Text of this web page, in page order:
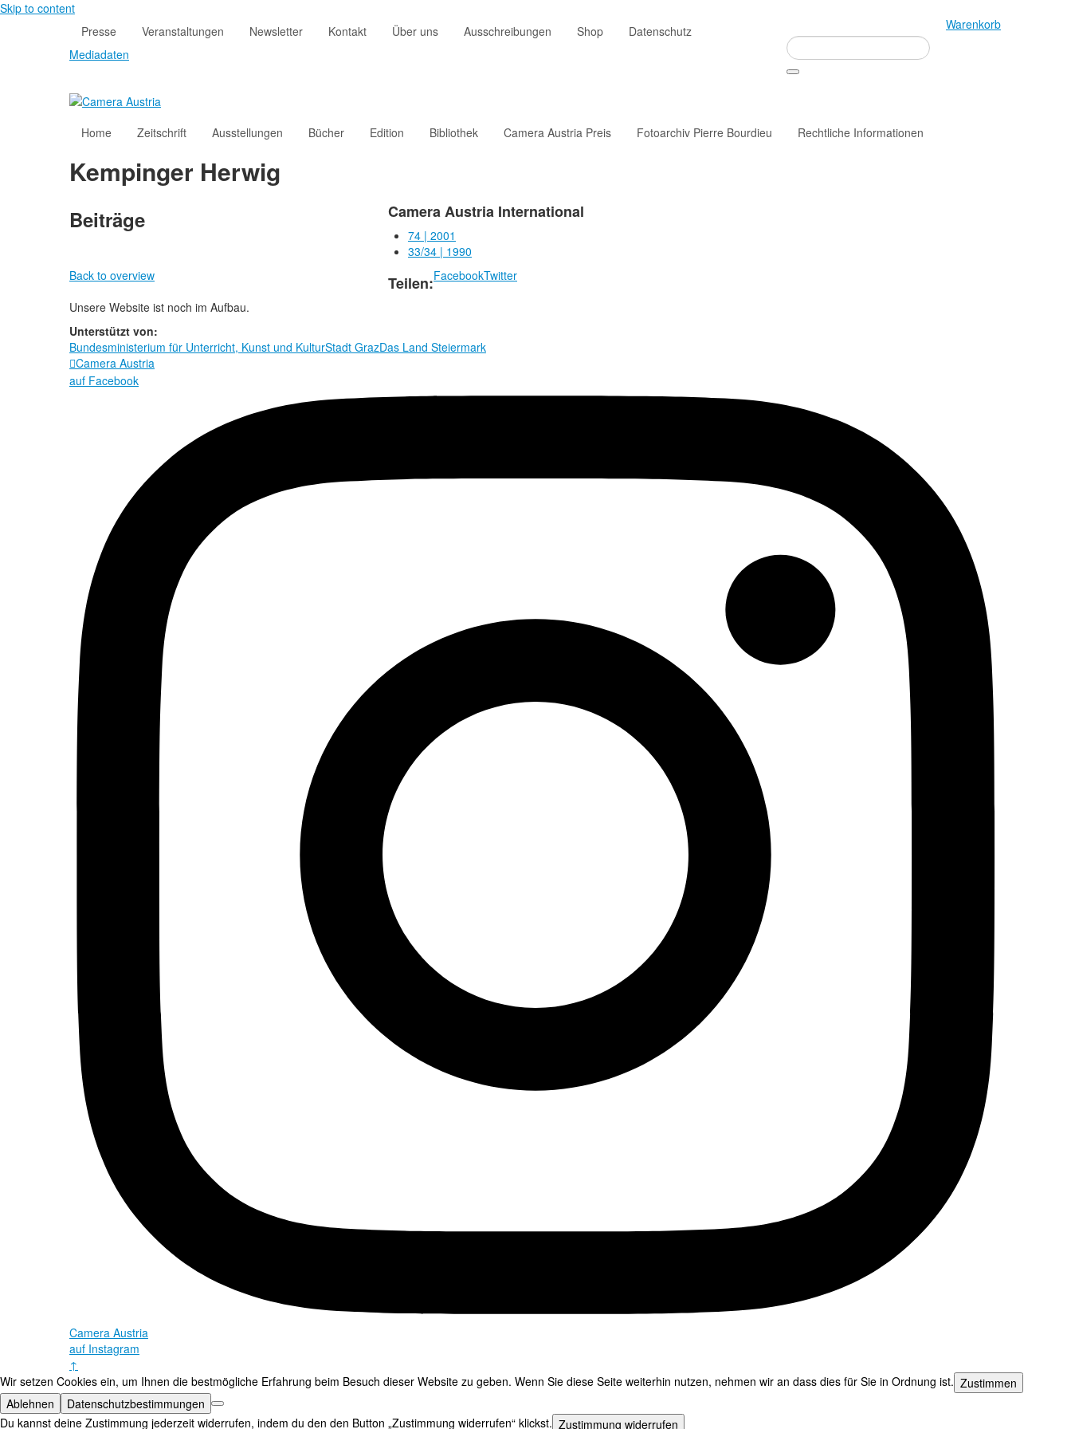
Skip to content
Presse
Veranstaltungen Newsletter Kontakt Über uns Ausschreibungen Shop
Datenschutz
Mediadaten
Warenkorb
Home Zeitschrift Ausstellungen Bücher Edition Bibliothek Camera Austria Preis Fotoarchiv Pierre Bourdieu Rechtliche Informationen
Kempinger Herwig
Beiträge Camera Austria International
74 | 2001
33/34 | 1990
Back to overview
Teilen:FacebookTwitter
Unsere Website ist noch im Aufbau.
Unterstützt von:
Bundesministerium für Unterricht, Kunst und KulturStadt GrazDas Land Steiermark
Camera Austria
auf Facebook
Camera Austria
auf Instagram
↑
Wir setzen Cookies ein, um Ihnen die bestmögliche Erfahrung beim Besuch dieser Website zu geben. Wenn Sie diese Seite weiterhin nutzen, nehmen wir an dass dies für Sie in Ordnung ist. Zustimmen
Ablehnen
Datenschutzbestimmungen
Du kannst deine Zustimmung jederzeit widerrufen, indem du den den Button „Zustimmung widerrufen“ klickst. Zustimmung widerrufen